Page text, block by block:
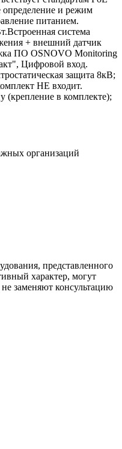
определение и режим
питанием.
система
+ внешний датчик
ПО OSNOVO Monitoring
Цифровой вход.
защита 8кВ;
НЕ входит.
в комплекте);
организаций
представленного
характер, могут
заменяют консультацию